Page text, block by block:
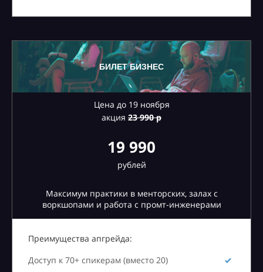
БИЛЕТ БИЗНЕС
Цена до 19 ноября
акция 23990 р
19 990
рублей
Максимум практики в менторских, залах с
воркшопами и работа с промт-инженерами
Преимущества апгрейда:
Доступ к 70+ спикерам (вместо 20)